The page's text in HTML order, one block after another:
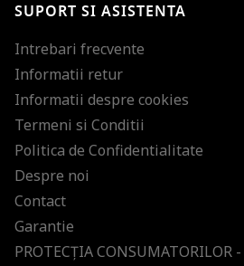
SUPORT SI ASISTENTA
Intrebari frecvente
Informatii retur
Informatii despre cookies
Termeni si Conditii
Politica de Confidentialitate
Despre noi
Contact
Garantie
PROTECŢIA CONSUMATORILOR -